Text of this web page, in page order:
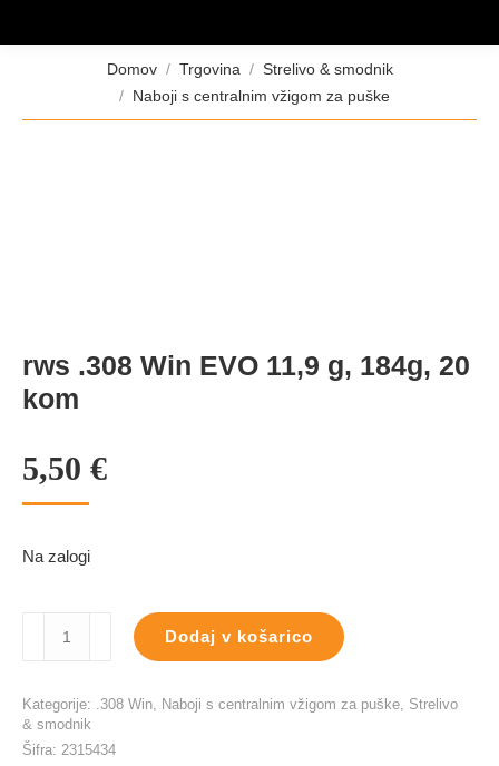
Domov Trgovina
Strelivo & smodnik
Naboji s centralnim vžigom za puške
rws .308 Win EVO 11,9 g, 184g, 20
kom
5,50 €
Na zalogi
11,9
g,
Dodaj v košarico
Kategorije: .308 Win, Naboji s centralnim vžigom za puške, Strelivo
& smodnik
Šifra: 2315434